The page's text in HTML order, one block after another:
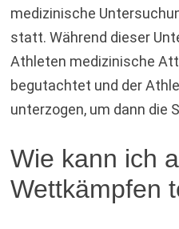
medizinische
statt. Während dieser
Athleten medizinische
begutachtet und der
unterzogen, um dann die
Wie kann ich
Wettkämpfen